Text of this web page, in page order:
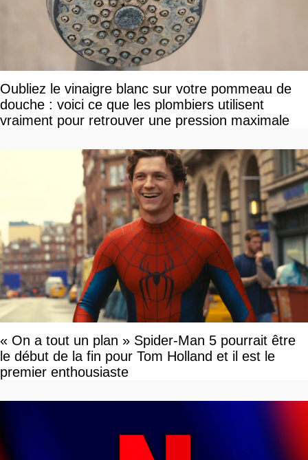
Oubliez le vinaigre blanc sur votre pommeau de
douche : voici ce que les plombiers utilisent
vraiment pour retrouver une pression maximale
« On a tout un plan » Spider-Man 5 pourrait être
le début de la fin pour Tom Holland et il est le
premier enthousiaste